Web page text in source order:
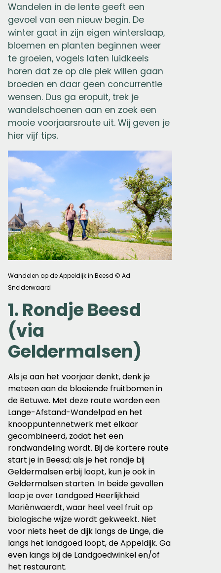
Wandelen in de lente geeft een
gevoel van een nieuw begin. De
winter gaat in zijn eigen winterslaap,
bloemen en planten beginnen weer
te groeien, vogels laten luidkeels
horen dat ze op die plek willen gaan
broeden en daar geen concurrentie
wensen. Dus ga eropuit, trek je
wandelschoenen aan en zoek een
mooie voorjaarsroute uit. Wij geven je
hier vijf tips.
Wandelen op de Appeldijk in Beesd © Ad
Snelderwaard
1. Rondje Beesd
(via
Geldermalsen)
Als je aan het voorjaar denkt, denk je
meteen aan de bloeiende fruitbomen in
de Betuwe. Met deze route worden een
Lange-Afstand-Wandelpad en het
knooppuntennetwerk met elkaar
gecombineerd, zodat het een
rondwandeling wordt. Bij de kortere route
start je in Beesd; als je het rondje bij
Geldermalsen erbij loopt, kun je ook in
Geldermalsen starten. In beide gevallen
loop je over Landgoed Heerlijkheid
Mariënwaerdt, waar heel veel fruit op
biologische wijze wordt gekweekt. Niet
voor niets heet de dijk langs de Linge, die
langs het landgoed loopt, de Appeldijk. Ga
even langs bij de Landgoedwinkel en/of
het restaurant.